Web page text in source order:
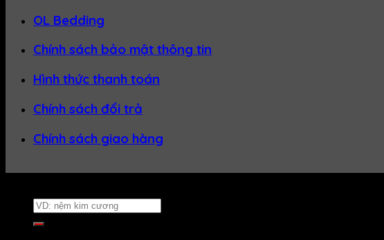
OL Bedding
Chính sách bảo mật thông tin
Hình thức thanh toán
Chính sách đổi trả
Chính sách giao hàng
Tìm